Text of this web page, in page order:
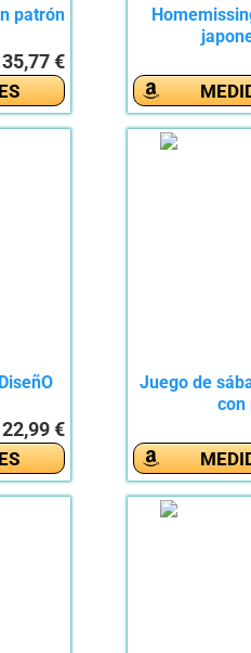
patrón
35,77 €
22,99 €
Juego de
con